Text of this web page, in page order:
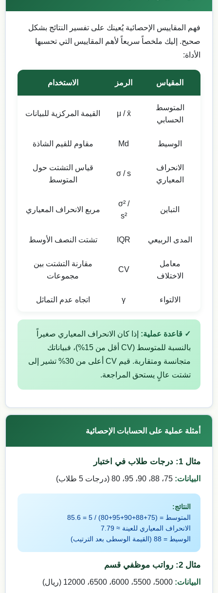
فهم المقاييس الإحصائية يُعينك على تفسير النتائج بشكل
صحيح. إليك ملخصاً سريعاً لأهم المقاييس التي تحسبها
الأداة:
المقياس الرمز الاستخدام
المتوسط
الحسابي
μ / x̄ القيمة المركزية للبيانات
الوسيط Md مقاوم للقيم الشاذة
الانحراف
المعياري
σ / s
قياس التشتت حول
المتوسط
التباين
σ² /
s²
مربع الانحراف المعياري
المدى الربيعي IQR تشتت النصف الأوسط
معامل
الاختلاف
CV
مقارنة التشتت بين
مجموعات
الالتواء γ اتجاه عدم التماثل
✓ قاعدة عملية: إذا كان الانحراف المعياري صغيراً
بالنسبة للمتوسط (CV أقل من 15%)، فبياناتك
متجانسة ومتقاربة. قيم CV أعلى من 30% تشير إلى
تشتت عالٍ يستحق المراجعة.
أمثلة عملية على الحسابات الإحصائية
مثال 1: درجات طلاب في اختبار
البيانات:
النتائج:
المتوسط = (75+88+90+95+80) / 5 = 85.6
الانحراف المعياري للعينة ≈ 7.79
الوسيط = 88 (القيمة الوسطى بعد الترتيب)
مثال 2: رواتب موظفي قسم
البيانات: